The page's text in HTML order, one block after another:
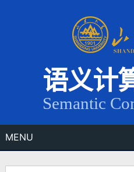
语义计
Semantic
MENU